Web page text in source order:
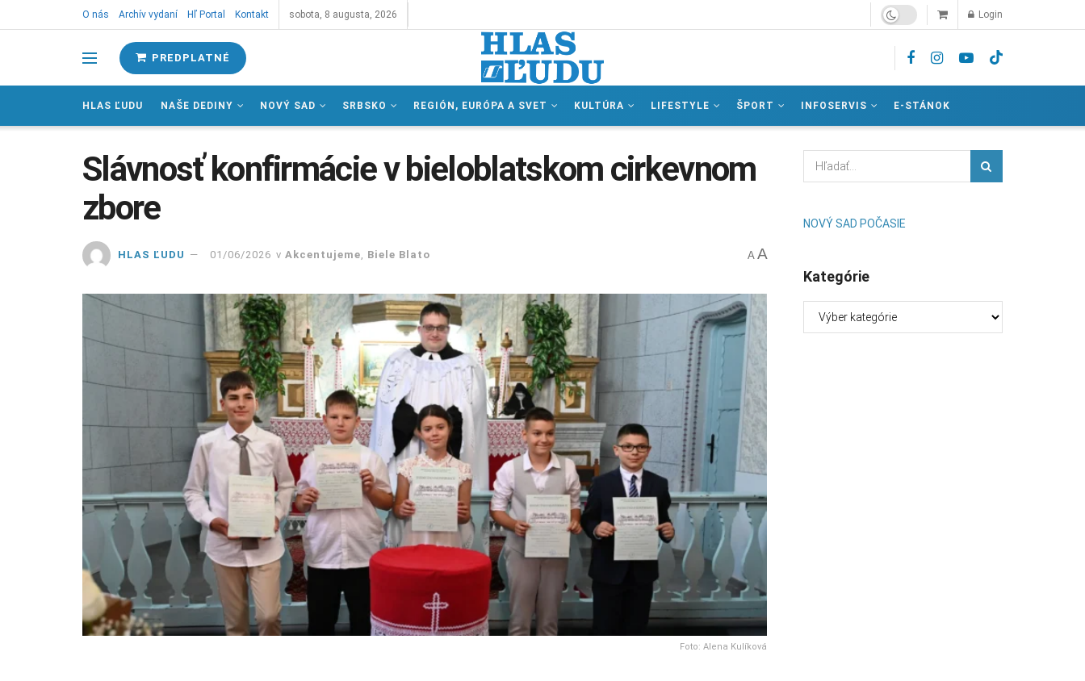
O nás Archív vydaní Hľ Portal Kontakt sobota, 8 augusta, 2026 Login
PREDPLATNÉ
HLAS ĽUDU NAŠE DEDINY NOVÝ SAD SRBSKO REGIÓN, EURÓPA A SVET KULTÚRA LIFESTYLE ŠPORT INFOSERVIS E-STÁNOK
Slávnosť konfirmácie v bieloblatskom cirkevnom
zbore
HLAS ĽUDU 01/06/2026 v Akcentujeme Biele Blato A A
Foto: Alena Kulíková
NOVÝ SAD POČASIE
Kategórie